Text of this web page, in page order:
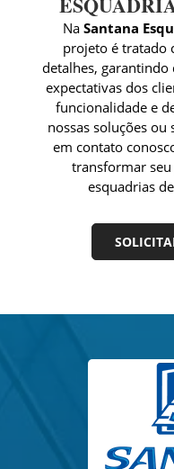
NaSantana
projeto é tratado
detalhes, garantindo
expectativas dos
funcionalidade e
nossas soluções
em contato
transformar
esquadrias